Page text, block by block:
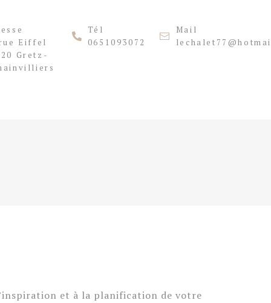
Eiffel
Gretz-
Tél
0651093072
Mail
et à la planification de votre